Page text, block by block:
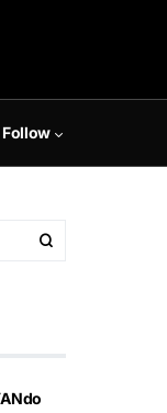
Follow